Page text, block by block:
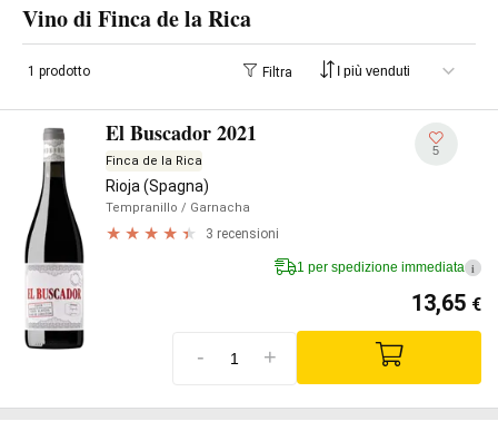
Vino di Finca de la Rica
1 prodotto Filtra
El Buscador 2021
Finca de la Rica
Rioja (Spagna)
Tempranillo / Garnacha
3 recensioni
5
1 per spedizione immediata i
13,65 €
- +